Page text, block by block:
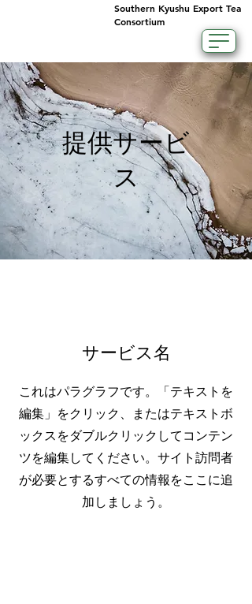
Southern Kyushu Export Tea
Consortium
提供サービ
ス
サービス名
これはパラグラフです。「テキストを
編集」をクリック、またはテキストボ
ックスをダブルクリックしてコンテン
ツを編集してください。サイト訪問者
が必要とするすべての情報をここに追
加しましょう。